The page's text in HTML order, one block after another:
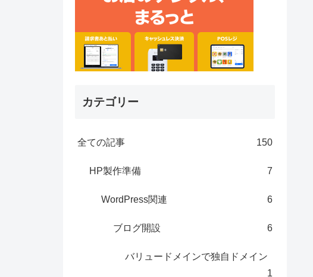
カテゴリー
全ての記事 150
HP製作準備 7
WordPress関連 6
ブログ開設 6
バリュードメインで独自ドメイン
1